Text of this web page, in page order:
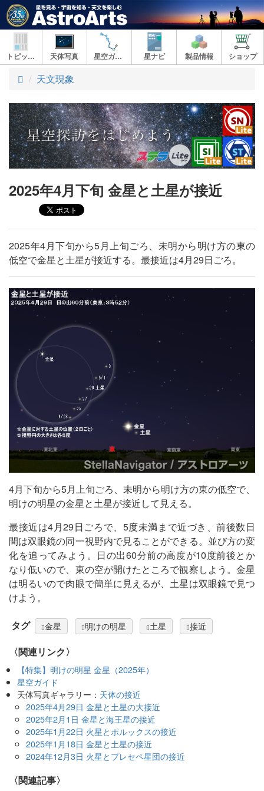
トピックス 天体写真 星空ガイド 星ナビ 製品情報 ショップ
ト
プ
天文現象
2025年4月下旬 金星と土星が接近
2025年4月下旬から5月上旬ごろ、未明から明け方の東の
低空で金星と土星が接近する。最接近は4月29日ごろ。
4月下旬から5月上旬ごろ、未明から明け方の東の低空で、
明けの明星の金星と土星が接近して見える。
最接近は4月29日ごろで、5度未満まで近づき、前後数日
間は双眼鏡の同一視野内で見ることができる。並び方の変
化を追ってみよう。日の出60分前の高度が10度前後とか
なり低いので、東の空が開けたところで観察しよう。金星
は明るいので肉眼で簡単に見えるが、土星は双眼鏡で見つ
けよう。
タグ 金星 明けの明星 土星 接近
〈関連リンク〉
【特集】明けの明星 金星（2025年）
星空ガイド
天体写真ギャラリー： 天体の接近
2025年4月29日 金星と土星の大接近
2025年2月1日 金星と海王星の接近
2025年1月22日 火星とポルックスの接近
2025年1月18日 金星と土星の接近
2024年12月3日 火星とプレセペ星団の接近
関連記事